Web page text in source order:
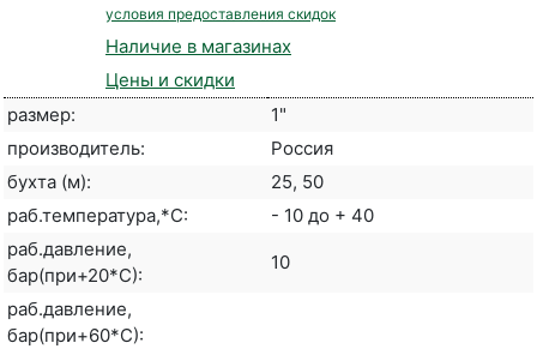
условия предоставления скидок
Наличие в магазинах
Цены и скидки
размер:
1"
производитель:
Россия
бухта (м):
25, 50
раб.температура,*С:
- 10 до + 40
раб.давление,
бар(при+20*С):
10
раб.давление,
бар(при+60*С):